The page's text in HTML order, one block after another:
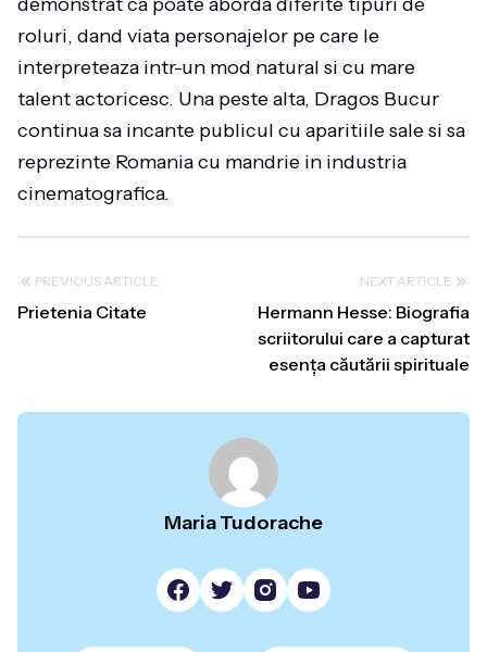
roluri, dand viata personajelor pe care le
interpreteaza intr-un mod natural si cu mare
talent actoricesc. Una peste alta, Dragos Bucur
continua sa incante publicul cu aparitiile sale si sa
reprezinte Romania cu mandrie in industria
cinematografica.
PREVIOUS ARTICLE
Prietenia Citate
NEXT ARTICLE
Hermann Hesse: Biografia
scriitorului care a capturat
esența căutării spirituale
Maria Tudorache